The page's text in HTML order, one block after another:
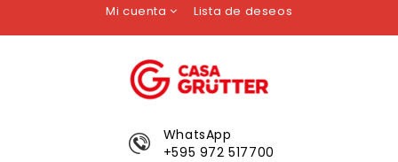
Mi cuenta Lista de deseos
WhatsApp
+595 972 517700